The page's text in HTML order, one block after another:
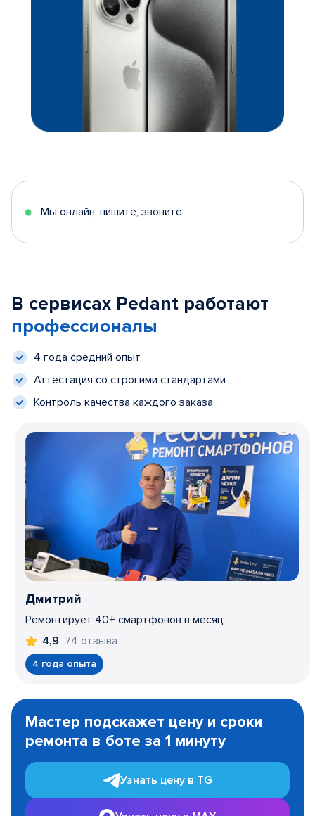
Мы онлайн, пишите, звоните
В сервисах Pedant работают
профессионалы
4 года средний опыт
Аттестация со строгими стандартами
Контроль качества каждого заказа
Дмитрий
Ремонтирует 40+ смартфонов в месяц
4,9 74 отзыва
4 года опыта
1
Мастер подскажет цену и сроки
ремонта в боте за 1 минуту
Узнать цену в TG